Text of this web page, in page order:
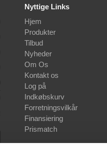
Nyttige Links
Hjem
Produkter
Tilbud
Nyheder
Om Os
Kontakt os
Log på
Indkøbskurv
Forretningsvilkår
Finansiering
Prismatch